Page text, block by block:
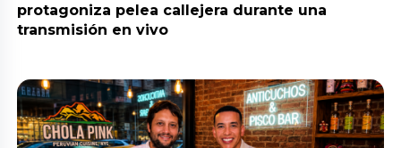
protagoniza pelea callejera durante una
transmisión en vivo